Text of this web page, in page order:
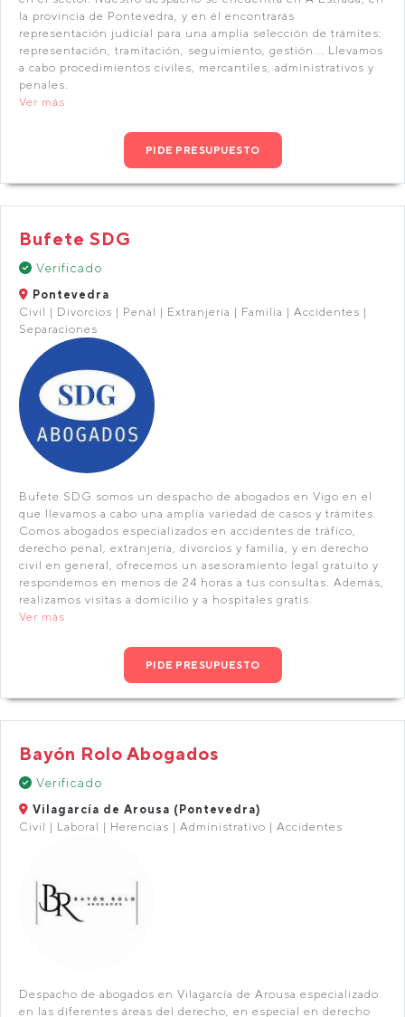
la provincia de Pontevedra, y en él encontrarás
representación judicial para una amplia selección de trámites:
representación, tramitación, seguimiento, gestión... Llevamos
a cabo procedimientos civiles, mercantiles, administrativos y
penales.
Ver más
PIDE PRESUPUESTO
Bufete SDG
Verificado
Pontevedra
Civil | Divorcios | Penal | Extranjería | Familia | Accidentes |
Separaciones
Bufete SDG somos un despacho de abogados en Vigo en el
que llevamos a cabo una amplia variedad de casos y trámites.
Comos abogados especializados en accidentes de tráfico,
derecho penal, extranjería, divorcios y familia, y en derecho
civil en general, ofrecemos un asesoramiento legal gratuito y
respondemos en menos de 24 horas a tus consultas. Además,
realizamos visitas a domicilio y a hospitales gratis.
Ver más
PIDE PRESUPUESTO
Bayón Rolo Abogados
Verificado
Vilagarcía de Arousa (Pontevedra)
Civil | Laboral | Herencias | Administrativo | Accidentes
Despacho de abogados en Vilagarcía de Arousa especializado
en las diferentes áreas del derecho, en especial en derecho